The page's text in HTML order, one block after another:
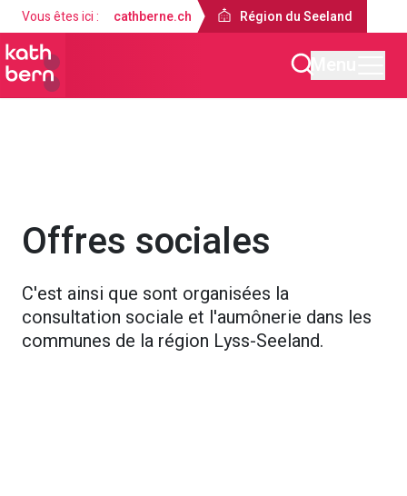
Vous êtes ici : cathberne.ch Région du Seeland
Offres sociales
C'est ainsi que sont organisées la
consultation sociale et l'aumônerie dans les
communes de la région Lyss-Seeland.